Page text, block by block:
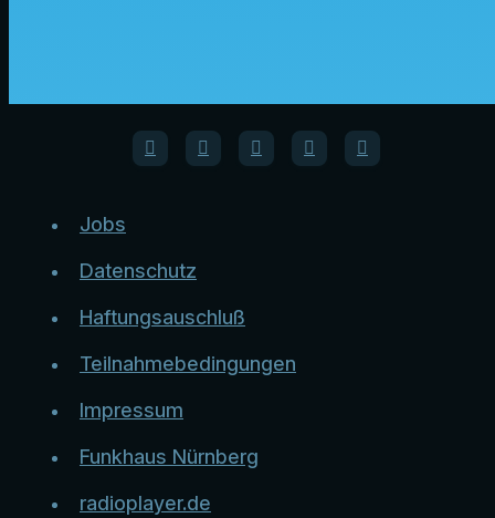
Jobs
Datenschutz
Haftungsauschluß
Teilnahmebedingungen
Impressum
Funkhaus Nürnberg
radioplayer.de